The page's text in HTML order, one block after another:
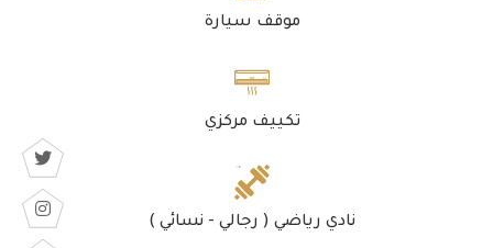
موقف سيارة
تكييف مركزي
نادي رياضي ( رجالي - نسائي )